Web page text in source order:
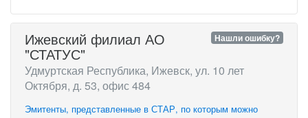
Нашли ошибку?
Ижевский филиал АО
"СТАТУС"
Удмуртская Республика, Ижевск, ул. 10 лет
Октября, д. 53, офис 484
Эмитенты, представленные в СТАР, по которым можно